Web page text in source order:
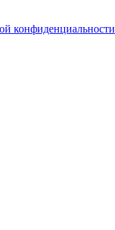
конфиденциальности